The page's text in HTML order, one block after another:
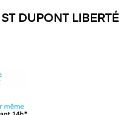
DUPONT LIBERTÉ